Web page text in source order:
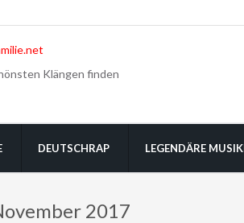
Klängen finden
DEUTSCHRAP LEGENDÄRE
2017